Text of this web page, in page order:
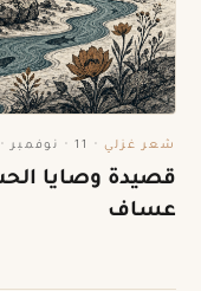
شعر غزلي· 11 · نوفمبر · 2019
قصيدة وصايا
عساف